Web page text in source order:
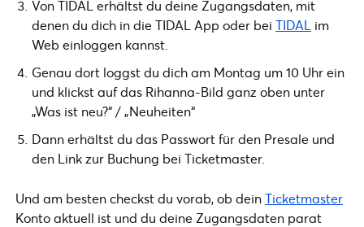
Von TIDAL erhältst du deine Zugangsdaten, mit
denen du dich in die TIDAL App oder bei TIDAL im
Web einloggen kannst.
Genau dort loggst du dich am Montag um 10 Uhr ein
und klickst auf das Rihanna-Bild ganz oben unter
„Was ist neu?“ / „Neuheiten“
Dann erhältst du das Passwort für den Presale und
den Link zur Buchung bei Ticketmaster.
Und am besten checkst du vorab, ob deinTicketmaster
Konto aktuell ist und du deine Zugangsdaten parat